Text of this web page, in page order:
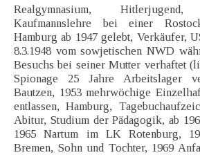
Realgymnasium, Hitlerjugend,
Kaufmannslehre bei einer
Hamburg ab 1947 gelebt, Verkäufer,
8.3.1948 vom sowjetischen NWD
Besuchs bei seiner Mutter verhaftet
Spionage 25 Jahre Arbeitslager
Bautzen, 1953 mehrwöchige
entlassen, Hamburg,
Abitur, Studium der Pädagogik, ab
1965 Nartum im LK Rotenburg,
Bremen, Sohn und Tochter, 1969